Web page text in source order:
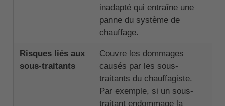
inadapté qui entraîne une
panne du système de
chauffage.
Risques liés aux
sous-traitants
Couvre les dommages
causés par les sous-
traitants du chauffagiste.
Par exemple, si un sous-
traitant endommage la